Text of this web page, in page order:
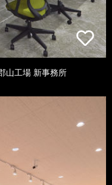
山工場 新事務所